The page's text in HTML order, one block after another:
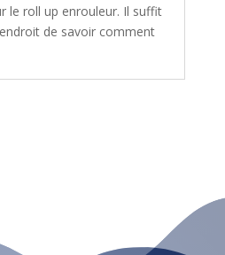
le roll up enrouleur. Il suffit
de savoir comment